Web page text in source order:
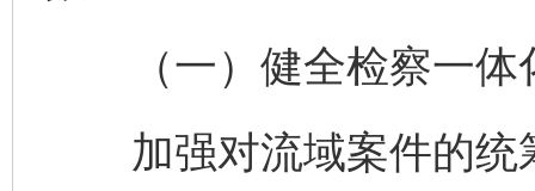
（一）健全检察一体
加强对流域案件的统